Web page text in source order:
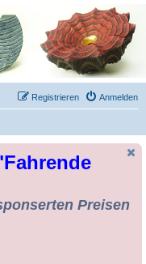
Anmelden
Registrieren
Preisen